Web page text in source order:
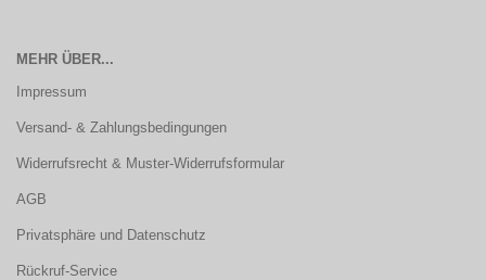
MEHR ÜBER...
Impressum
Versand- & Zahlungsbedingungen
Widerrufsrecht & Muster-Widerrufsformular
AGB
Privatsphäre und Datenschutz
Rückruf-Service